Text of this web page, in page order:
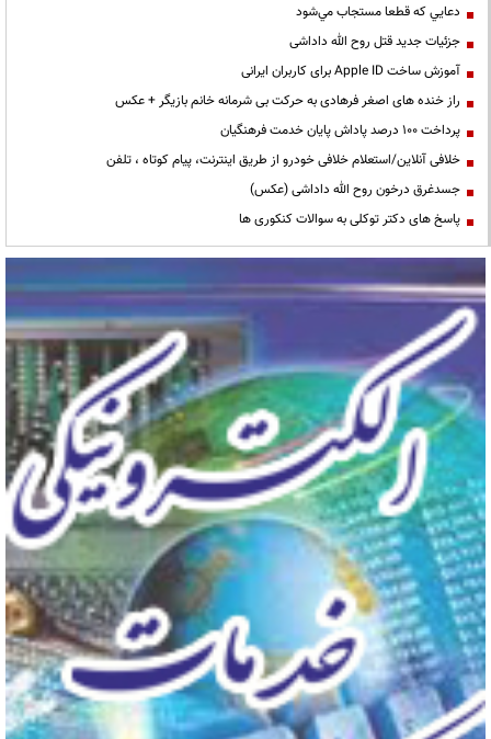
دعايي كه قطعا مستجاب مي‌شود
جزئیات جدید قتل روح الله داداشی
آموزش ساخت Apple ID برای کاربران ایرانی
راز خنده های اصغر فرهادی به حرکت بی شرمانه خانم بازیگر + عکس
پرداخت ۱۰۰ درصد پاداش پایان خدمت فرهنگیان
خلافی آنلاین/استعلام خلافی خودرو از طریق اینترنت، پیام کوتاه ، تلفن
جسدغرق درخون روح الله داداشی (عکس)
پاسخ های دکتر توکلی به سوالات کنکوری ها